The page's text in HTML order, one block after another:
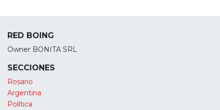
RED BOING
Owner BONITA SRL
SECCIONES
Rosario
Argentina
Política